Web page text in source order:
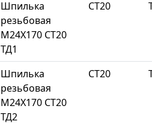
Шпилька
резьбовая
М24Х170 СТ20
ТД1
СТ20
Шпилька
резьбовая
М24Х170 СТ20
ТД2
СТ20